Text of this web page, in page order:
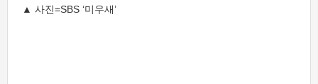
▲ 사진=SBS ‘미우새’